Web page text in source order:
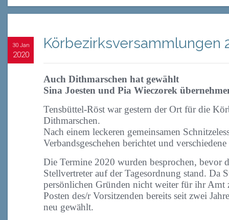
30 Jan
2020
Körbezirksversammlungen
Auch Dithmarschen hat gewählt
Sina Joesten und Pia Wieczorek
Tensbüttel-Röst war gestern der Ort für die
Dithmarschen.
Nach einem leckeren gemeinsamen
Verbandsgeschehen berichtet und
Die Termine 2020 wurden besprochen, bevor
Stellvertreter auf der Tagesordnung stand. Da
persönlichen Gründen nicht weiter für ihr Amt
Posten des/r Vorsitzenden bereits seit zwei
neu gewählt.